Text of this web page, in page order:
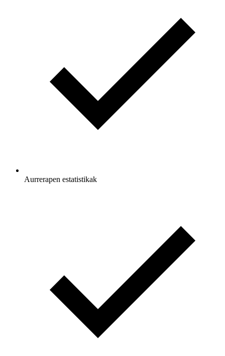
Aurrerapen estatistikak